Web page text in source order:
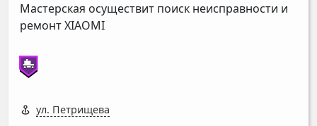
Мастерская осуществит поиск неисправности и
ремонтXIAOMI
ул. Петрищева